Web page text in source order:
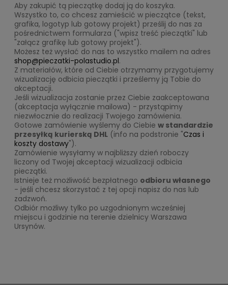
Aby zakupić tą pieczątkę dodaj ją do koszyka.
Wszystko to, co chcesz zamieścić w pieczątce (tekst,
grafika, logotyp lub gotowy projekt) prześlij do nas za
pośrednictwem formularza ("wpisz treść pieczątki" lub
"załącz grafikę lub gotowy projekt").
Możesz też wysłać do nas to wszystko mailem na adres
shop@pieczatki-polastudio.pl.
Z materiałów, które od Ciebie otrzymamy przygotujemy
wizualizację odbicia pieczątki i prześlemy ją Tobie do
akceptacji.
Jeśli wizualizacja zostanie przez Ciebie zaakceptowana
(akceptacja wyłącznie mailowa) - przystąpimy
niezwłocznie do realizacji Twojego zamówienia.
Gotowe zamówienie wyślemy do Ciebie w standardzie
przesyłką kurierską DHL (info na podstronie "Czas i
koszty dostawy").
Zamówienie wysyłamy w najbliższy dzień roboczy
liczony od Twojej akceptacji wizualizacji odbicia
pieczątki.
Istnieje też możliwość bezpłatnego odbioru własnego
- jeśli chcesz skorzystać z tej opcji napisz do nas lub
zadzwoń.
Odbiór możliwy tylko po uzgodnionym wcześniej
miejscu i godzinie na terenie dzielnicy Warszawa
Ursynów.